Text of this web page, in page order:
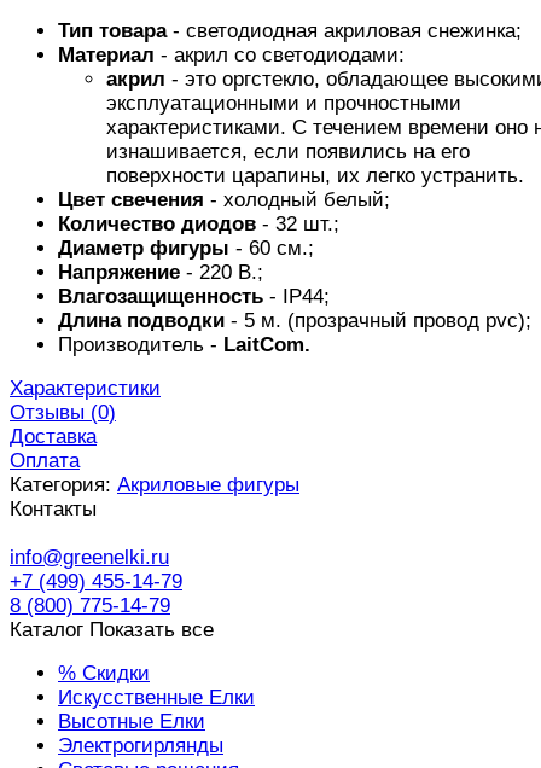
Тип товара- светодиодная акриловая снежинка;
Материал - акрил со светодиодами:
акрил - это оргстекло, обладающее
эксплуатационными и прочностными
характеристиками. С течением времени оно
изнашивается, если появились на его
поверхности царапины, их легко устранить.
Цвет свечения - холодный белый;
Количество диодов - 32 шт.;
Диаметр фигуры - 60 см.;
Напряжение - 220 В.;
Влагозащищенность - IP44;
Длина подводки - 5 м. (прозрачный провод pvc);
Производитель - LaitCom.
Характеристики
Отзывы (0)
Доставка
Оплата
Категория: Акриловые фигуры
Контакты
info@greenelki.ru
+7 (499) 455-14-79
8 (800) 775-14-79
Каталог Показать все
% Скидки
Искусственные Елки
Высотные Елки
Электрогирлянды